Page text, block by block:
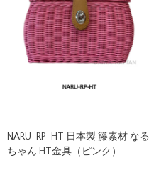
NARU-RP-HT 日本製 籐素材 なる
ちゃん HT金具（ピンク）